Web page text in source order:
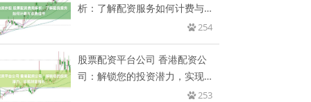
析：了解配资服务如何计费与收
254
股票配资平台公司 香港配资公
司：解锁您的投资潜力，实现财
253